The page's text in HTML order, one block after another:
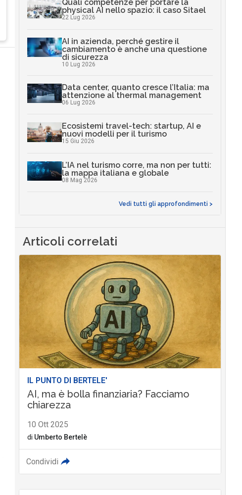
Quali competenze per portare la
physical AI nello spazio: il caso Sitael
22 Lug 2026
AI in azienda, perché gestire il
cambiamento è anche una questione
di sicurezza
10 Lug 2026
Data center, quanto cresce l’Italia: ma
attenzione al thermal management
06 Lug 2026
Ecosistemi travel-tech: startup, AI e
nuovi modelli per il turismo
15 Giu 2026
L’IA nel turismo corre, ma non per tutti:
la mappa italiana e globale
08 Mag 2026
Vedi tutti gli approfondimenti >
Articoli correlati
IL PUNTO DI BERTELE'
AI, ma è bolla finanziaria? Facciamo
chiarezza
10 Ott 2025
di Umberto Bertelè
Condividi